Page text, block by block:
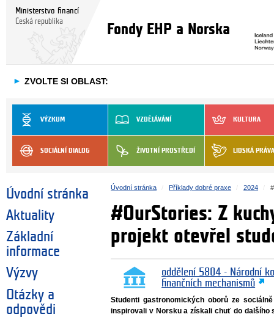
Ministerstvo financí
Česká republika
Fondy EHP a Norska
► ZVOLTE SI OBLAST:
VÝZKUM VZDĚLÁVÁNÍ KULTURA
SOCIÁLNÍ DIALOG ŽIVOTNÍ PROSTŘEDÍ LIDSKÁ PRÁVA
Úvodní stránka
Aktuality
Základní
informace
Výzvy
Otázky a
odpovědi
Úvodní stránka Příklady dobré praxe 2024
#OurStories: Z
projekt otevřel
oddělení 5804 - Národní
finančních mechanismů
Studenti gastronomických oborů ze
inspirovali v Norsku a získali chuť do dalšího